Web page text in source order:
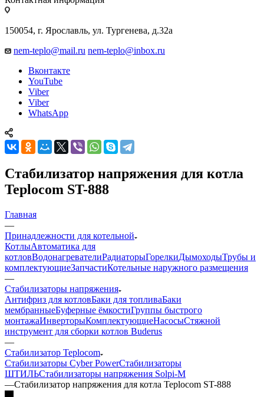
150054, г. Ярославль, ул. Тургенева, д.32а
nem-teplo@mail.ru nem-teplo@inbox.ru
Вконтакте
YouTube
Viber
Viber
WhatsApp
Стабилизатор напряжения для котла
Teplocom ST-888
Главная
—
Принадлежности для котельной
КотлыАвтоматика для
котловВодонагревателиРадиаторыГорелкиДымоходыТрубы и
комплектующиеЗапчастиКотельные наружного размещения
—
Стабилизаторы напряжения
Антифриз для котловБаки для топливаБаки
мембранныеБуферные ёмкостиГруппы быстрого
монтажаИнверторыКомплектующиеНасосыСтяжной
инструмент для сборки котлов Buderus
—
Стабилизатор Teplocom
Стабилизаторы Cyber PowerСтабилизаторы
ШТИЛЬСтабилизаторы напряжения Solpi-M
—Стабилизатор напряжения для котла Teplocom ST-888